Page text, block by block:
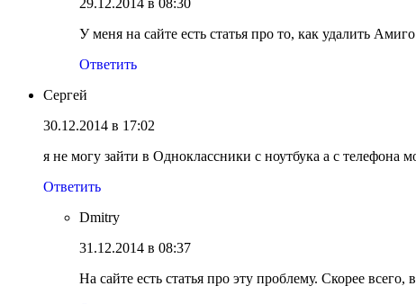
У меня на сайте есть статья про то, как удалить
Ответить
Сергей
30.12.2014 в 17:02
я не могу зайти в Одноклассники с ноутбука а с телефона
Ответить
Dmitry
31.12.2014 в 08:37
На сайте есть статья про эту проблему. Скорее